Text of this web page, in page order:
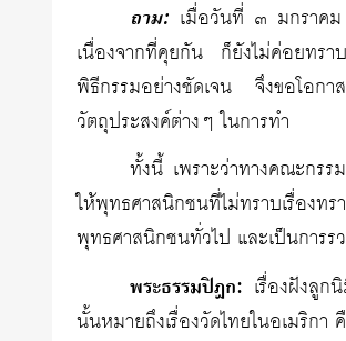
ถาม: เมื่อวันที่ ๓ มกราคม
เนื่องจากที่คุยกัน ก็ยังไม่ค่อยทร
พิธีกรรมอย่างชัดเจน จึงขอโอก
วัตถุประสงค์ต่างๆ ในการทำ
ทั้งนี้ เพราะว่าทางคณะกร
ให้พุทธศาสนิกชนที่ไม่ทราบเรื่องท
พุทธศาสนิกชนทั่วไป และเป็นการ
พระธรรมปิฎก: เรื่องฝังลูก
นั้นหมายถึงเรื่องวัดไทยในอเมริก